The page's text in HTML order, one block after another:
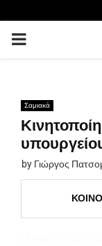
PRIMARY
Σαμιακά
by Γιώργος